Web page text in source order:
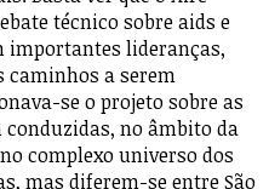
técnico sobre aids e
lideranças,
caminhos a serem
se o projeto sobre as
no âmbito da
complexo universo dos
mas diferem-se entre São